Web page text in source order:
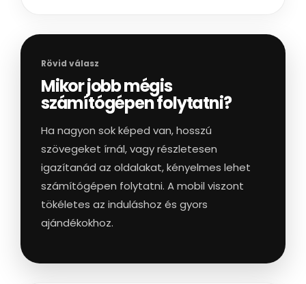
Rövid válasz
Mikor jobb mégis
számítógépen folytatni?
Ha nagyon sok képed van, hosszú
szövegeket írnál, vagy részletesen
igazítanád az oldalakat, kényelmes lehet
számítógépen folytatni. A mobil viszont
tökéletes az induláshoz és gyors
ajándékokhoz.